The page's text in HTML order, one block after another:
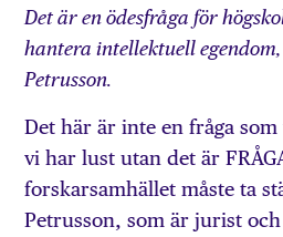
Det är en ödesfråga för
hantera intellektuell
Petrusson.
Det här är inte en fråga
vi har lust utan det är
forskarsamhället måste ta
Petrusson, som är jurist